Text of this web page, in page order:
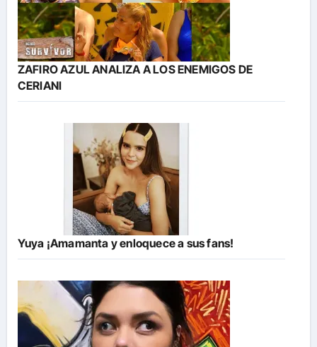
ZAFIRO AZUL ANALIZA A LOS ENEMIGOS DE
CERIANI
Yuya ¡Amamanta y enloquece a sus fans!